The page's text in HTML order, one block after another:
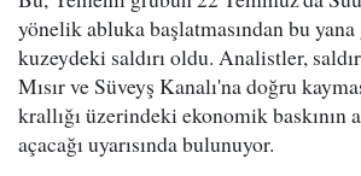
yönelik abluka başlatmasından bu
kuzeydeki saldırı oldu. Analistler,
Mısır ve Süveyş Kanalı'na doğru
krallığı üzerindeki ekonomik baskının
açacağı uyarısında bulunuyor.